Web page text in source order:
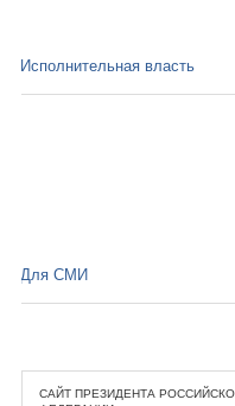
Исполнительная власть
Для СМИ
САЙТ ПРЕЗИДЕНТА